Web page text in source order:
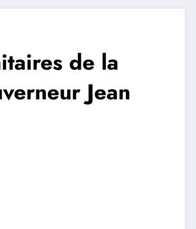
de la
Jean